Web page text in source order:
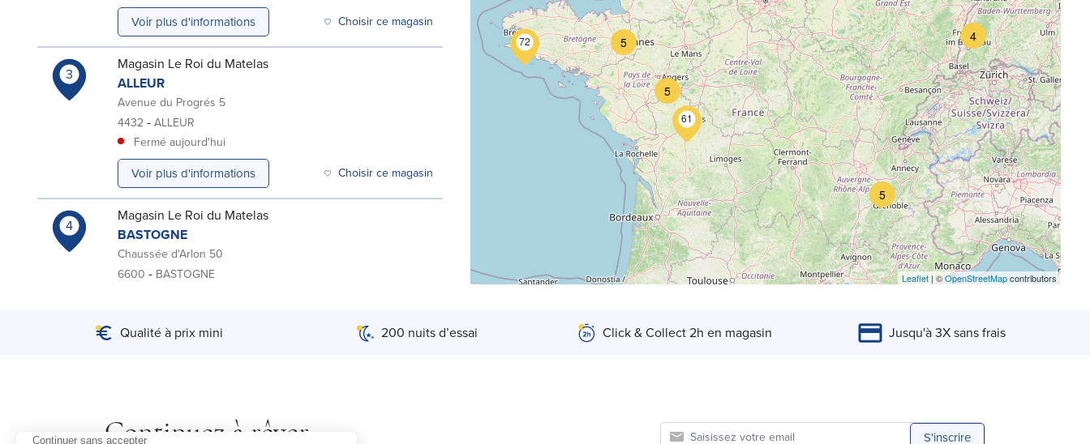
Voir plus d'informations Choisir ce magasin
3
Magasin Le Roi du Matelas
ALLEUR
Avenue du Progrés 5
4432-ALLEUR
Fermé aujourd'hui
Voir plus d'informations Choisir ce magasin
4
Magasin Le Roi du Matelas
BASTOGNE
Chaussée d'Arlon 50
6600 - BASTOGNE
Voir plus d'informations Choisir ce magasin
62700 -BRUAY LA BUISSIÈRE
72
61
5
5
5
4
Leaflet | ©OpenStreetMapcontributors
Qualité à prix mini 200 nuits d’essai Click & Collect 2h en magasin Jusqu'à 3X sans frais
Continuez à rêver.
S'inscrire